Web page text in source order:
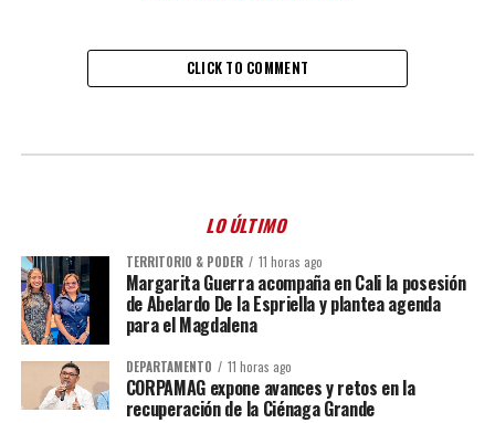
CLICK TO COMMENT
LO ÚLTIMO
TERRITORIO & PODER 11 horas ago
Margarita Guerra acompaña en Cali la posesión
de Abelardo De la Espriella y plantea agenda
para el Magdalena
DEPARTAMENTO 11 horas ago
CORPAMAG expone avances y retos en la
recuperación de la Ciénaga Grande